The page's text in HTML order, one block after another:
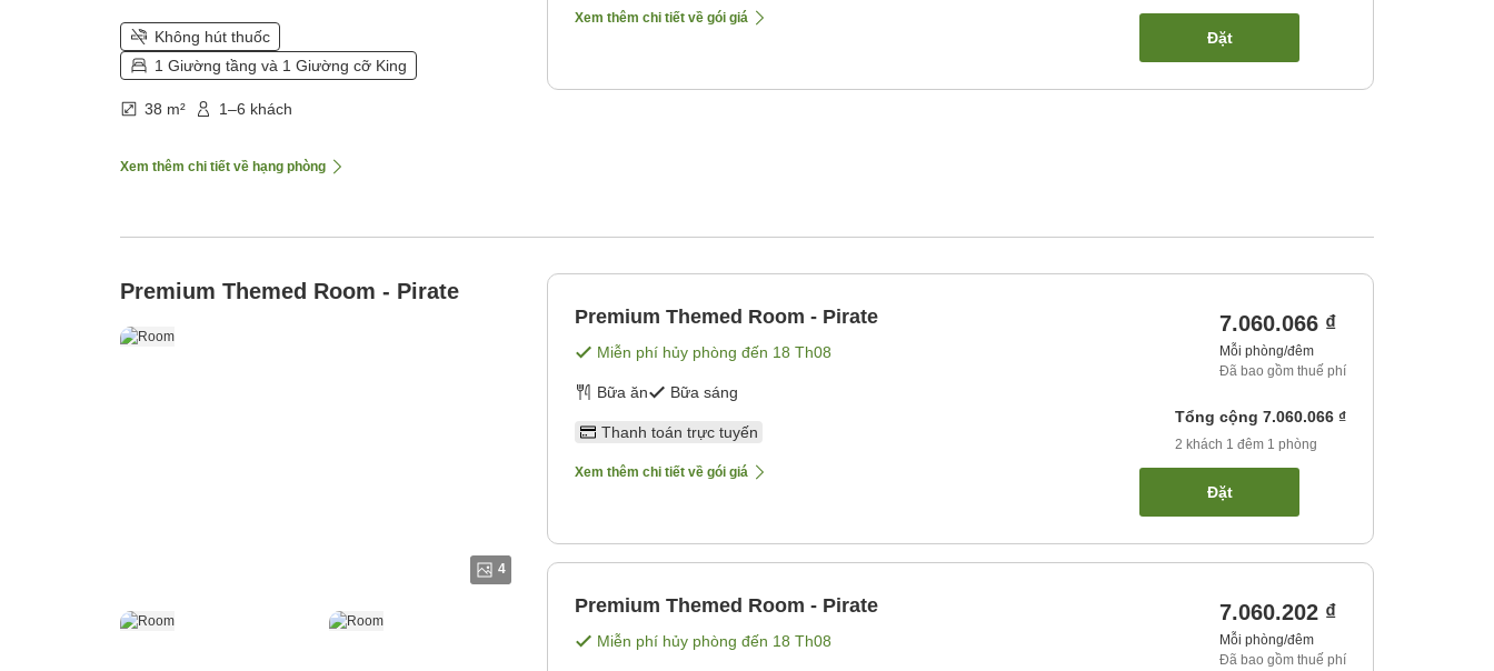
Không hút thuốc
1 Giường tầng và 1 Giường cỡ King
38 m² 1–6 khách
Xem thêm chi tiết về hạng phòng
Xem thêm chi tiết về gói giá
Đặt
Premium Themed Room - Pirate
4
Premium Themed Room - Pirate
Miễn phí hủy phòng đến 18 Th08
Bữa ăn Bữa sáng
Thanh toán trực tuyến
Xem thêm chi tiết về gói giá
7.060.066 ₫
Mỗi phòng/đêm
Đã bao gồm thuế phí
Tổng cộng 7.060.066 ₫
2 khách 1 đêm 1 phòng
Đặt
Premium Themed Room - Pirate
Miễn phí hủy phòng đến 18 Th08
7.060.202 ₫
Mỗi phòng/đêm
Đã bao gồm thuế phí